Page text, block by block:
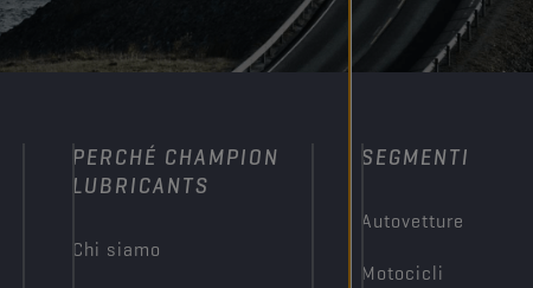
PERCHÉ CHAMPION
LUBRICANTS
Chi siamo
SEGMENTI
Autovetture
Motocicli